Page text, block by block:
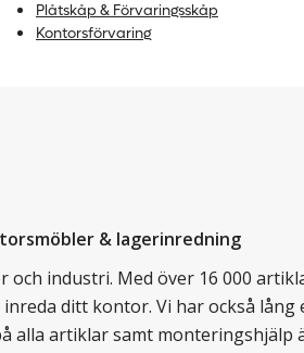
Plåtskåp & Förvaringsskåp
Kontorsförvaring
& lagerinredning
industri. Med över 16 000
ditt kontor. Vi har också
alla artiklar samt